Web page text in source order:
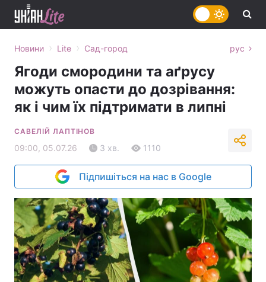
Новини › Lite › Сад-город рус
Ягоди смородини та аґрусу
можуть опасти до дозрівання:
як і чим їх підтримати в липні
САВЕЛІЙ ЛАПТІНОВ
09:00, 05.07.26 3 хв. 1110
Підпишіться на нас в Google